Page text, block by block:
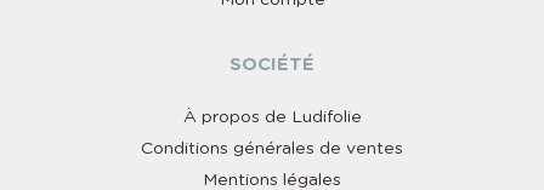
SOCIÉTÉ
À propos de Ludifolie
Conditions générales de ventes
Mentions légales